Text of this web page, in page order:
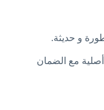
و حديثة.
مع الضمان